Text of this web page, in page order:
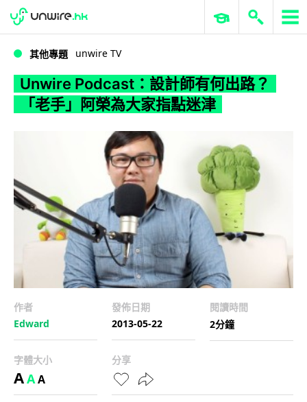
WWDC 2026 ERP 與商業 AI
其他專題 unwire TV
Unwire Podcast：設計師有何出路？
「老手」阿榮為大家指點迷津
作者
Edward
發佈日期
2013-05-22
閱讀時間
2分鐘
字體大小
AAA
分享